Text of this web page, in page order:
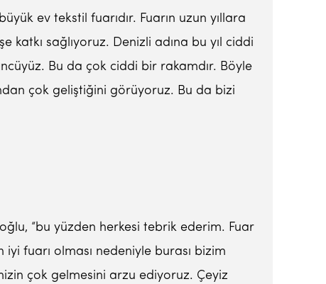
ev tekstil fuarıdır. Fuarın uzun yıllara
katkı sağlıyoruz. Denizli adına bu yıl ciddi
Bu da çok ciddi bir rakamdır. Böyle
çok geliştiğini görüyoruz. Bu da bizi
“bu yüzden herkesi tebrik ederim. Fuar
iyi fuarı olması nedeniyle burası bizim
çok gelmesini arzu ediyoruz. Çeyiz